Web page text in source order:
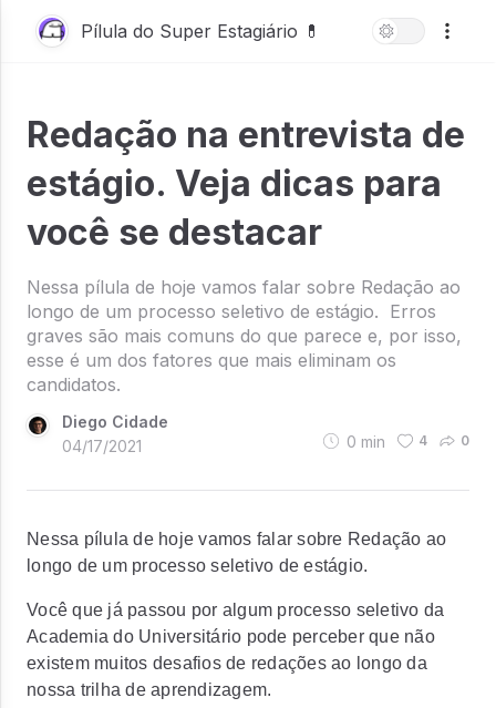
Pílula do Super Estagiário 💊
Redação na entrevista de
estágio. Veja dicas para
você se destacar
Nessa pílula de hoje vamos falar sobre Redação ao
longo de um processo seletivo de estágio. Erros
graves são mais comuns do que parece e, por isso,
esse é um dos fatores que mais eliminam os
candidatos.
Diego Cidade
04/17/2021
0 min 4 0
Nessa pílula de hoje vamos falar sobre Redação ao
longo de um processo seletivo de estágio.
Você que já passou por algum processo seletivo da
Academia do Universitário pode perceber que não
existem muitos desafios de redações ao longo da
nossa trilha de aprendizagem.